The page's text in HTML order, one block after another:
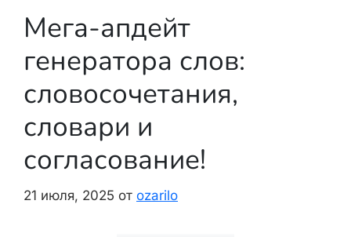
Мега-апдейт
генератора слов:
словосочетания,
словари и
согласование!
21 июля, 2025 от ozarilo